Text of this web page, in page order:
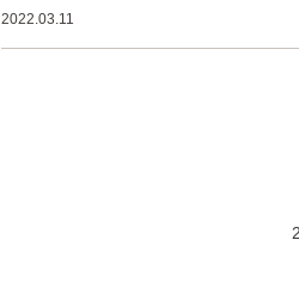
2022.03.11